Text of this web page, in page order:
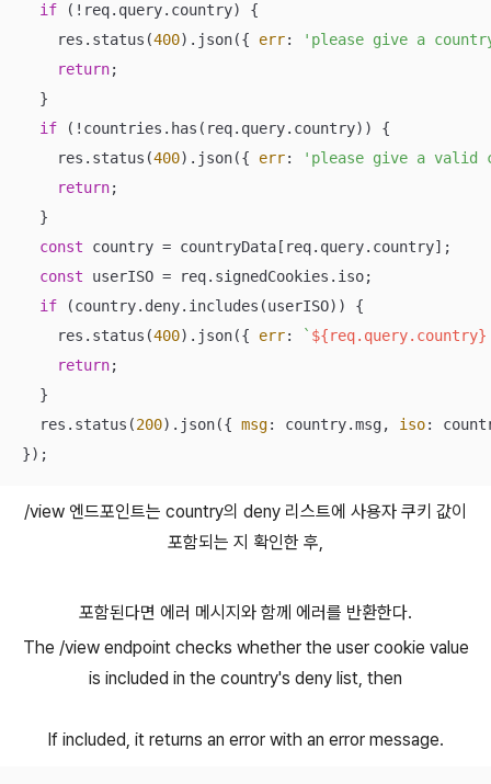
if (!req.query.country) {
    res.status(
400).json({ err:
'please give a
return;
  }
if (!countries.has(req.query.country)) {
    res.status(
400).json({ err:
'please give a valid
return;
  }
const country = countryData[req.query.country];
const userISO = req.signedCookies.iso;
if (country.deny.includes(userISO)) {
    res.status(
400).json({ err: ` ${req.query.country}
return;
  }
  res.status(
200).json({ msg: country.msg, iso:
});
/view 엔드포인트는 country의 deny 리스트에 사용자 쿠키 값이
포함되는 지 확인한 후,
포함된다면 에러 메시지와 함께 에러를 반환한다.
The /view endpoint checks whether the user cookie value
is included in the country's deny list, then
If included, it returns an error with an error message.